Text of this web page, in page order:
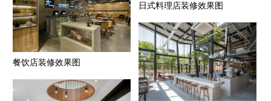
日式料理店装修效果图
餐饮店装修效果图